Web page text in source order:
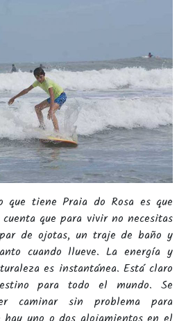
que tiene Praia do Rosa es que
que para vivir no necesitas
de ojotas, un traje de baño y
cuando llueve. La energía y
es instantánea. Está claro
para todo el mundo. Se
caminar sin problema para